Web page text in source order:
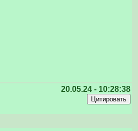
20.05.24 - 10:28:38